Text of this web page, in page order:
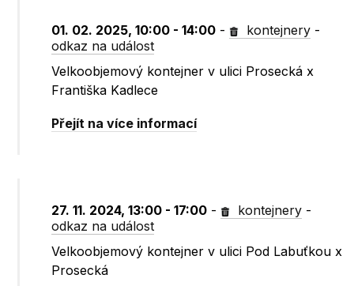
01. 02. 2025, 10:00 - 14:00 - kontejnery -
odkaz na událost
Velkoobjemový kontejner v ulici Prosecká x
Františka Kadlece
Přejít na více informací
27. 11. 2024, 13:00 - 17:00 - kontejnery -
odkaz na událost
Velkoobjemový kontejner v ulici Pod Labuťkou x
Prosecká